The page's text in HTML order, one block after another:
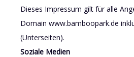
Dieses Impressum gilt für alle
Domain www.bamboopark.de
(Unterseiten).
Soziale Medien